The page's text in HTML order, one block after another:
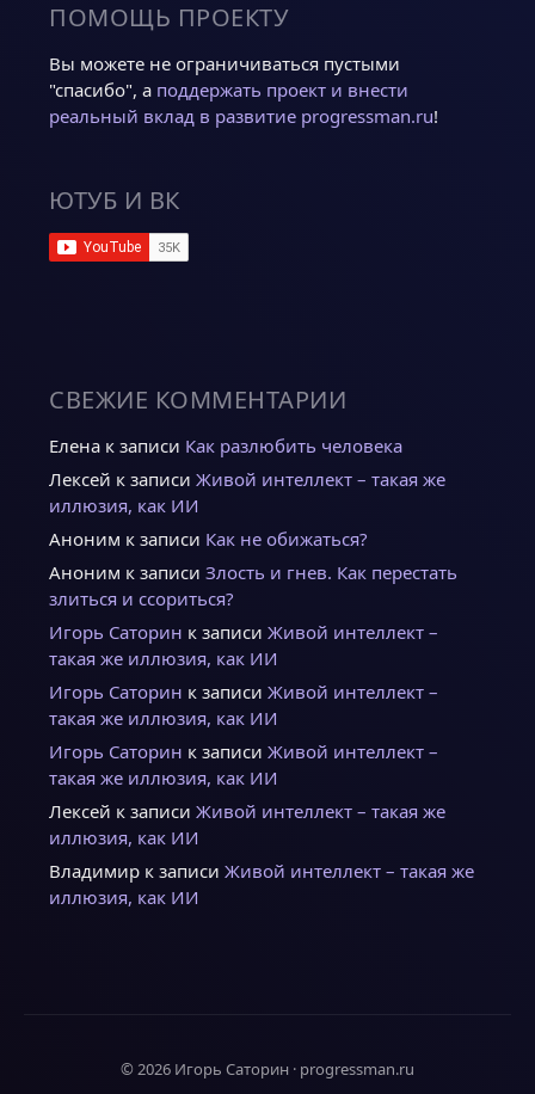
ПОМОЩЬ ПРОЕКТУ
Вы можете не ограничиваться пустыми
"спасибо", а поддержать проект и внести
реальный вклад в развитие progressman.ru!
ЮТУБ И ВК
СВЕЖИЕ КОММЕНТАРИИ
Елена к записи Как разлюбить человека
Лексей к записи Живой интеллект – такая же
иллюзия, как ИИ
Аноним к записи Как не обижаться?
Аноним к записи Злость и гнев. Как перестать
злиться и ссориться?
Игорь Саторин к записи Живой интеллект –
такая же иллюзия, как ИИ
Игорь Саторин к записи Живой интеллект –
такая же иллюзия, как ИИ
Игорь Саторин к записи Живой интеллект –
такая же иллюзия, как ИИ
Лексей к записи Живой интеллект – такая же
иллюзия, как ИИ
Владимир к записи Живой интеллект – такая же
иллюзия, как ИИ
© 2026 Игорь Саторин · progressman.ru